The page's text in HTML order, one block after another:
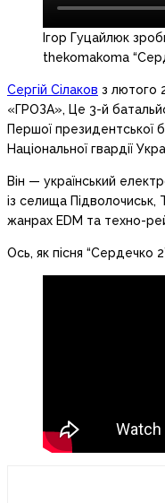
Ігор Гуцайлюк
thekomakoma
Сергій Сілаков з лютого
«ГРОЗА», Це 3-й
Першої президентської
Національної гвардії
Він — український
із селища Підволочиськ,
жанрах EDM та техно-
Ось, як пісня “Сердечко